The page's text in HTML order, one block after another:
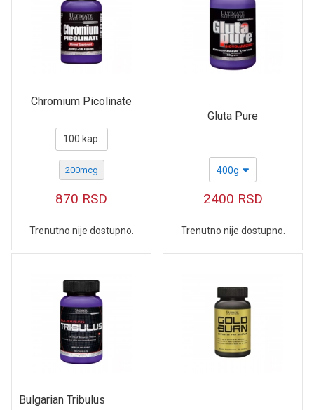
Chromium Picolinate
100 kap.
200mcg
870 RSD
Trenutno nije dostupno.
Gluta Pure
400g
2400 RSD
Trenutno nije dostupno.
Bulgarian Tribulus